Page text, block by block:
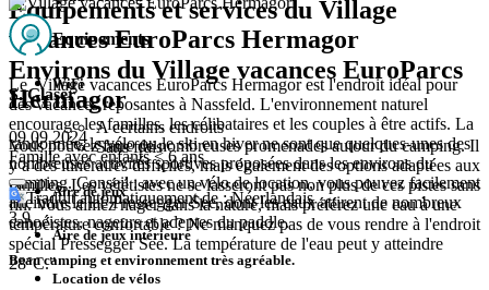
Environs du Village vacances EuroParcs
Hermagor
Vous pouvez faire de nombreuses promenades autour du camping. Il
y a des itinéraires difficiles, mais également des options adaptées aux
familles. Les vététistes ne se lasseront pas non plus de ces pistes sans
fin. Vous aimez nager dans la nature, mais préférez une eau à une
température confortable ? Ne manquez pas de vous rendre à l'endroit
spécial Pressegger See. La température de l'eau peut y atteindre
28°C."
Equipements et services du Village
vacances EuroParcs Hermagor
Le Village vacances EuroParcs Hermagor est l'endroit idéal pour
des vacances reposantes à Nassfeld. L'environnement naturel
encourage les familles, les célibataires et les couples à être actifs. La
randonnée, le vélo ou le ski en hiver ne sont que quelques-unes des
nombreuses activités sportives proposées dans les environs du
camping. Conseil : avec un vélo de location, vous pouvez facilement
atteindre le lac Pressegger See, dont les eaux attirent de nombreux
canoéistes, nageurs et adeptes du paddle.
Equipements
WiFi
A certains endroits
Sans frais
Aire de jeux
Aire de jeux intérieure
Location de vélos
S. Glaser
09 09 2024
Famille avec enfants < 6 ans
Traduit automatiquement de : Néerlandais
3.9
Beau camping et environnement très agréable.